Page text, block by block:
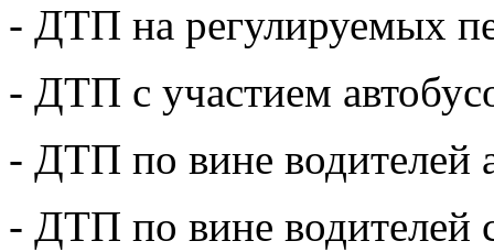
- ДТП на регулируемых
- ДТП с участием
- ДТП по вине водителей
- ДТП по вине водителей